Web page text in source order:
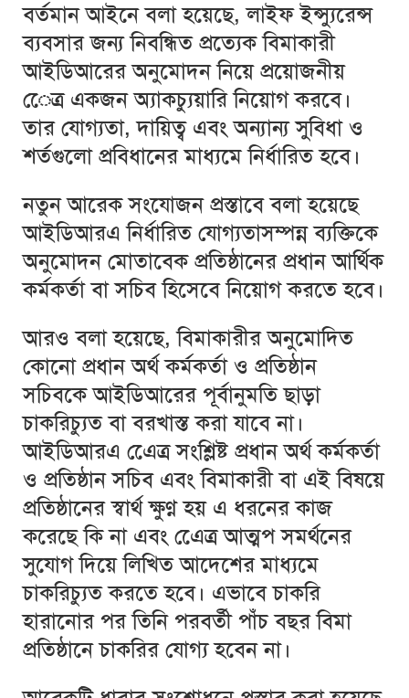
বর্তমান আইনে বলা হয়েছে, লাইফ ইন্স্যুরেন্স
ব্যবসার জন্য নিবন্ধিত প্রত্যেক বিমাকারী
আইডিআরের অনুমোদন নিয়ে প্রয়োজনীয়
েেত্র একজন অ্যাকচ্যুয়ারি নিয়োগ করবে।
তার যোগ্যতা, দায়িত্ব এবং অন্যান্য সুবিধা ও
শর্তগুলো প্রবিধানের মাধ্যমে নির্ধারিত হবে।
নতুন আরেক সংযোজন প্রস্তাবে বলা হয়েছে
আইডিআরএ নির্ধারিত যোগ্যতাসম্পন্ন ব্যক্তিকে
অনুমোদন মোতাবেক প্রতিষ্ঠানের প্রধান আর্থিক
কর্মকর্তা বা সচিব হিসেবে নিয়োগ করতে হবে।
আরও বলা হয়েছে, বিমাকারীর অনুমোদিত
কোনো প্রধান অর্থ কর্মকর্তা ও প্রতিষ্ঠান
সচিবকে আইডিআরের পূর্বানুমতি ছাড়া
চাকরিচ্যুত বা বরখাস্ত করা যাবে না।
আইডিআরএ এেেত্র সংশ্লিষ্ট প্রধান অর্থ কর্মকর্তা
ও প্রতিষ্ঠান সচিব এবং বিমাকারী বা এই বিষয়ে
প্রতিষ্ঠানের স্বার্থ ক্ষুণ্ন হয় এ ধরনের কাজ
করেছে কি না এবং এেেত্র আত্মপ সমর্থনের
সুযোগ দিয়ে লিখিত আদেশের মাধ্যমে
চাকরিচ্যুত করতে হবে। এভাবে চাকরি
হারানোর পর তিনি পরবর্তী পাঁচ বছর বিমা
প্রতিষ্ঠানে চাকরির যোগ্য হবেন না।